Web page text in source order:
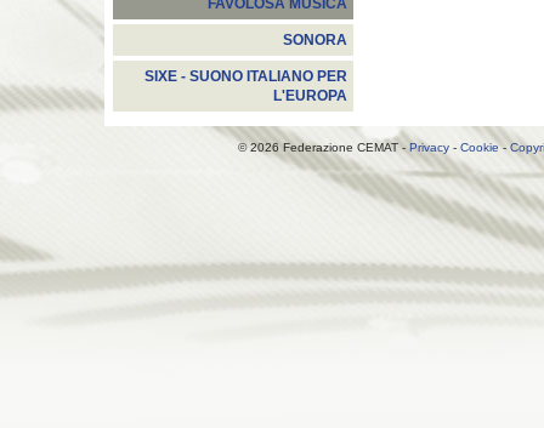
FAVOLOSA MUSICA
SONORA
SIXE - SUONO ITALIANO PER
L'EUROPA
© 2026 Federazione CEMAT - Privacy- Cookie-